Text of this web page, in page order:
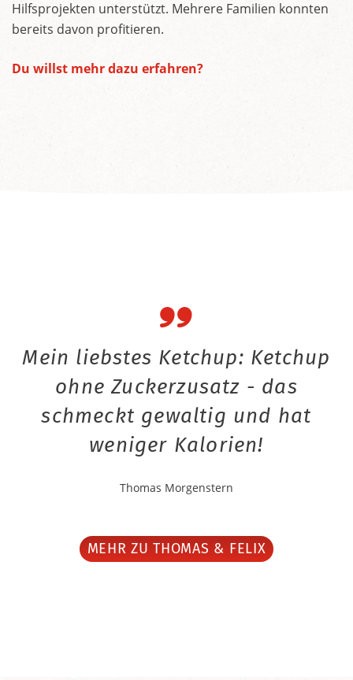
Hilfsprojekten unterstützt. Mehrere Familien konnten
bereits davon profitieren.
Du willst mehr dazu erfahren?
Mein liebstes Ketchup: Ketchup
ohne Zuckerzusatz - das
schmeckt gewaltig und hat
weniger Kalorien!
Thomas Morgenstern
MEHR ZU THOMAS & FELIX